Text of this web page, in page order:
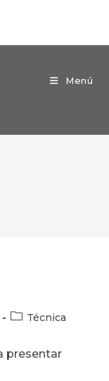
Menú
Categoría
entrada:
Técnica
presentar